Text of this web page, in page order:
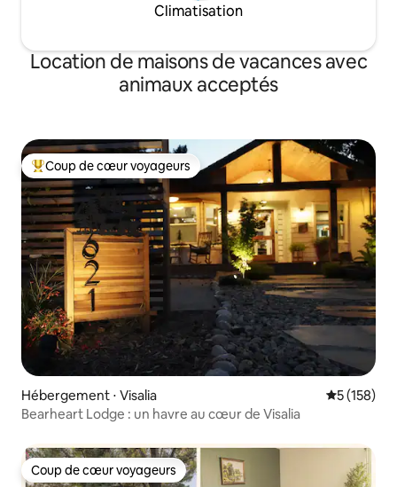
Climatisation
Location de maisons de vacances avec
animaux acceptés
Coups de cœur voyageurs les plus appréciés
Coup de cœur voyageurs
Hébergement ⋅ Visalia Évaluation
5 (158)
Bearheart Lodge : un havre au cœur de Visalia
Coup de cœur voyageurs
Coup de cœur voyageurs